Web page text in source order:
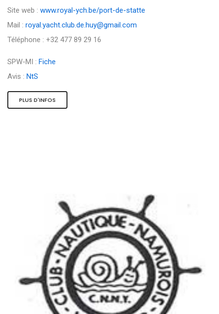
Site web : www.royal-ych.be/port-de-statte
Mail : royal.yacht.club.de.huy@gmail.com
Téléphone : +32 477 89 29 16
SPW-MI : Fiche
Avis : NtS
PLUS D'INFOS